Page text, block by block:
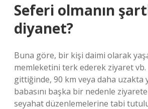
Seferi olmanın
diyanet?
Buna göre, bir kişi daimi olarak
memleketini terk ederek ziyaret vb.
gittiğinde, 90 km veya daha uzakta
babasını başka bir nedenle
seyahat düzenlemelerine tabi